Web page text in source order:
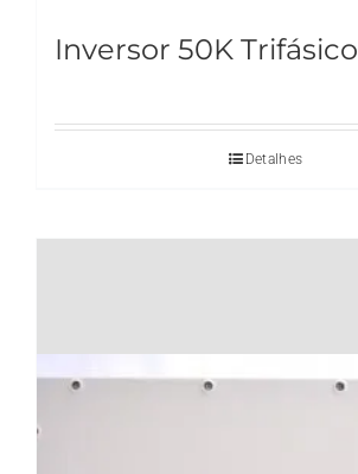
Inversor 50K Trifásico
Detalhes